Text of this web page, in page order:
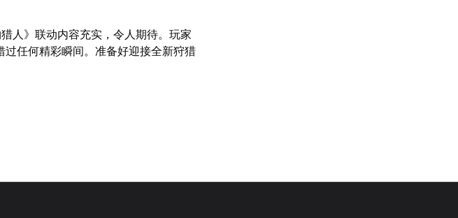
人》联动内容充实，令人期待。玩家
过任何精彩瞬间。准备好迎接全新狩猎